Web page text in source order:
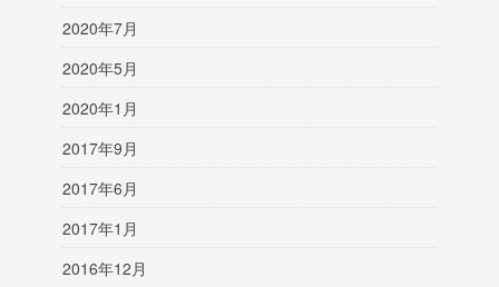
2020年7月
2020年5月
2020年1月
2017年9月
2017年6月
2017年1月
2016年12月